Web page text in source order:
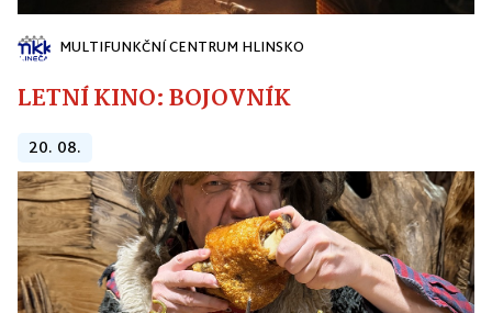
MULTIFUNKČNÍ CENTRUM HLINSKO
LETNÍ KINO: BOJOVNÍK
20. 08.